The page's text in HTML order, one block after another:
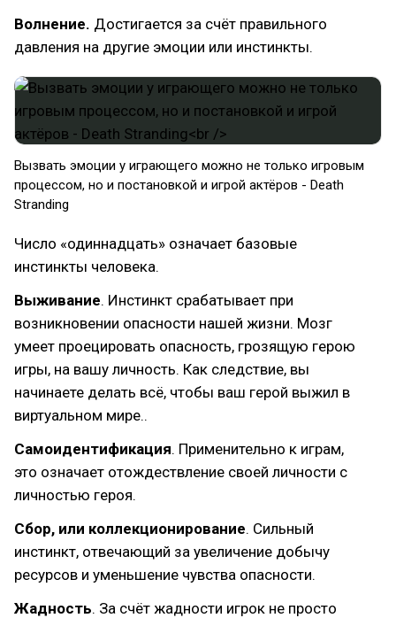
Волнение. Достигается за счёт правильного
давления на другие эмоции или инстинкты.
​Вызвать эмоции у играющего можно не только игровым
процессом, но и постановкой и игрой актёров - Death
Stranding
Число «одиннадцать» означает базовые
инстинкты человека.
Выживание. Инстинкт срабатывает при
возникновении опасности нашей жизни. Мозг
умеет проецировать опасность, грозящую герою
игры, на вашу личность. Как следствие, вы
начинаете делать всё, чтобы ваш герой выжил в
виртуальном мире..
Самоидентификация. Применительно к играм,
это означает отождествление своей личности с
личностью героя.
Сбор, или коллекционирование. Сильный
инстинкт, отвечающий за увеличение добычу
ресурсов и уменьшение чувства опасности.
Жадность. За счёт жадности игрок не просто